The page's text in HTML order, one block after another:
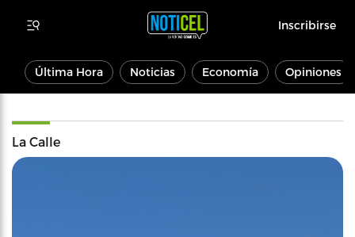
Inscribirse
Última Hora Noticias Economía Opiniones
La Calle